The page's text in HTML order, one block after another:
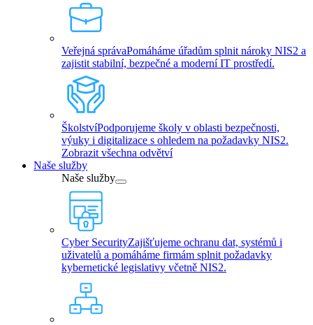
Veřejná správaPomáháme úřadům splnit nároky NIS2 a
zajistit stabilní, bezpečné a moderní IT prostředí.
ŠkolstvíPodporujeme školy v oblasti bezpečnosti,
výuky i digitalizace s ohledem na požadavky NIS2.
Zobrazit všechna odvětví
Naše služby
Naše služby
Cyber SecurityZajišťujeme ochranu dat, systémů i
uživatelů a pomáháme firmám splnit požadavky
kybernetické legislativy včetně NIS2.